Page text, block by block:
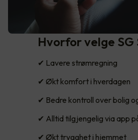
Hvorfor velge SG
✔ Lavere strømregning
✔ Økt komfort i hverdagen
✔ Bedre kontroll over bolig
✔ Alltid tilgjengelig via app
✔ Økt trygghet i hjemmet